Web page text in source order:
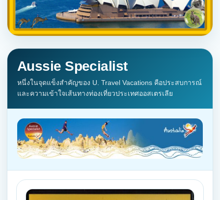
Aussie Specialist
หนึ่งในจุดแข็งสำคัญของ U. Travel Vacations คือประสบการณ์
และความเข้าใจเส้นทางท่องเที่ยวประเทศออสเตรเลีย